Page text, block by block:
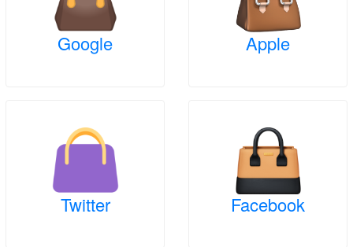
Apple
Google
Facebook
Twitter